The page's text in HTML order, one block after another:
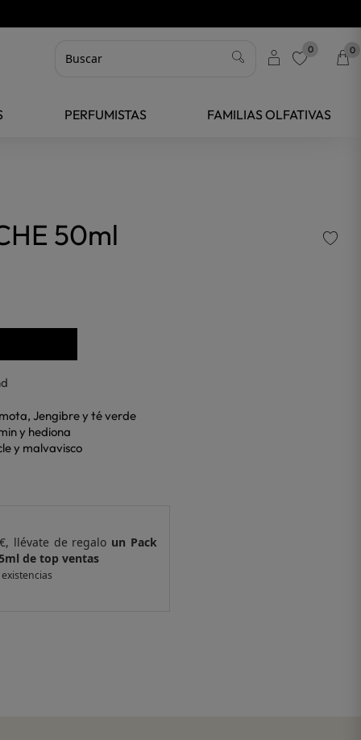
0 0
PERFUMISTAS FAMILIAS OLFATIVAS
50ml
Jengibre y té verde
y hediona
y malvavisco
superiores a 420€, llévate de regalo
y 2 GWP de top ventas
y hasta agotar existencias